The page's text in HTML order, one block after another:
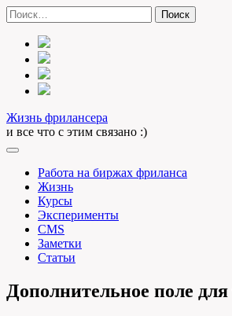
Skip
to
content
Найти:
Жизнь фрилансера
и все что с этим связано :)
Работа на биржах фриланса
Жизнь
Курсы
Эксперименты
CMS
Заметки
Статьи
Дополнительное поле